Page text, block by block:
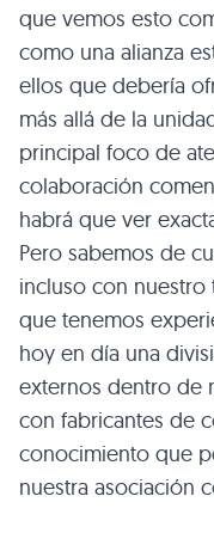
que vemos esto
como una alianza
ellos que debería
más allá de la
principal foco de
colaboración
habrá que ver
Pero sabemos de
incluso con nuestro
que tenemos
hoy en día una
externos dentro de
con fabricantes de
conocimiento que
nuestra asociación